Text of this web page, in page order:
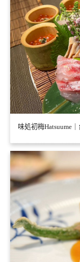
味処初梅Hatsuume